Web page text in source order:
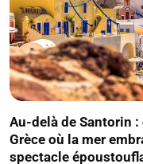
Au-delà de Santorin
Grèce où la mer
spectacle